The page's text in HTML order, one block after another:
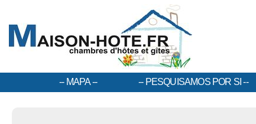
MAPA PESQUISAMOS POR SI